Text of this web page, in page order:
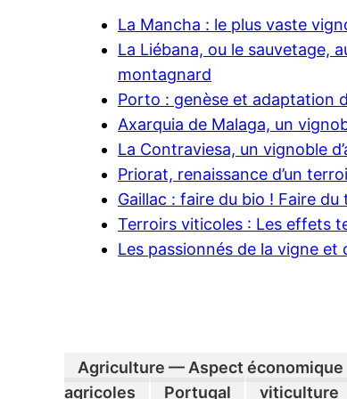
La Mancha : le plus vaste
La Liébana, ou le sauvetage,
montagnard
Porto : genèse et adaptation
Axarquia de Malaga, un
La Contraviesa, un vignoble
Priorat, renaissance d’un
Gaillac : faire du bio ! Faire du
Terroirs viticoles : Les effets
Les passionnés de la vigne et
Agriculture — Aspect économique
agricoles
Portugal viticulture